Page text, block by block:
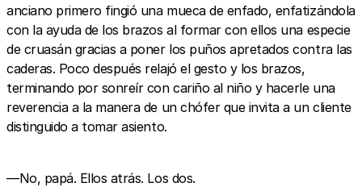
anciano primero fingió una mueca de enfado, enfatizándola
con la ayuda de los brazos al formar con ellos una especie
de cruasán gracias a poner los puños apretados contra las
caderas. Poco después relajó el gesto y los brazos,
terminando por sonreír con cariño al niño y hacerle una
reverencia a la manera de un chófer que invita a un cliente
distinguido a tomar asiento.
—No, papá. Ellos atrás. Los dos.